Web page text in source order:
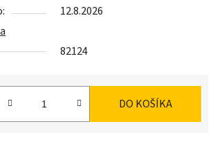
12.8.2026
82124
DO KOŠÍKA